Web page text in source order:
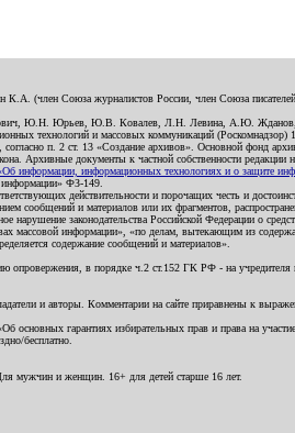
(член Союза журналистов России, член Союза
Ю.Н. Юрьев, Ю.В. Ковалев, Л.Н. Левина, А.Ю.
технологий и массовых коммуникаций (Роскомнадзор)
, согласно п. 2 ст. 13 «Создание архивов». Основной фонд
Архивные документы к частной собственности редакции
информации, информационных технологиях и о защите
информации» ФЗ-149.
действительности и порочащих честь и
сообщений и материалов или их фрагментов,
нарушение законодательства Российской Федерации о
информации», «по делам, вытекающим из
содержание сообщений и материалов».
в порядке ч.2 ст.152 ГК РФ - на учредителя и
и авторы. Комментарии на сайте приравнены к
гарантиях избирательных прав и права на
бесплатно.
мужчин и женщин. 16+ для детей старше 16 лет.